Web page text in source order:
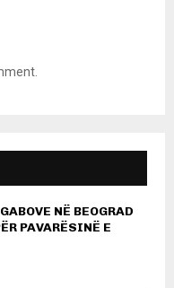
NË BEOGRAD
PAVARËSINË E